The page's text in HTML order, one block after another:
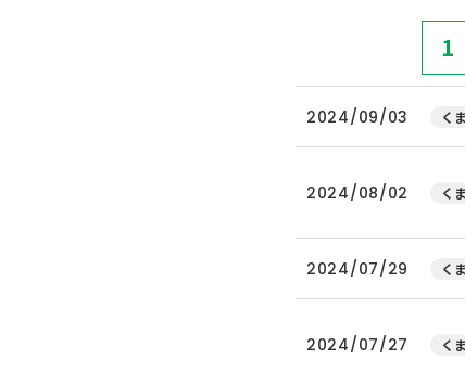
1
2024/09/03 く
2024/08/02 く
2024/07/29 く
2024/07/27 く